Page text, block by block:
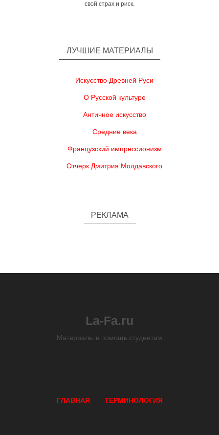
свой страх и риск.
ЛУЧШИЕ МАТЕРИАЛЫ
Искусство Древней Руси
О Русской культуре
Античное искусство
Средние века
Французский импрессионизм
Отчерк Дмитрия Молдавского
РЕКЛАМА
La-Fa.ru
Материалы в помощь студентам
ГЛАВНАЯ ТЕРМИНОЛОГИЯ